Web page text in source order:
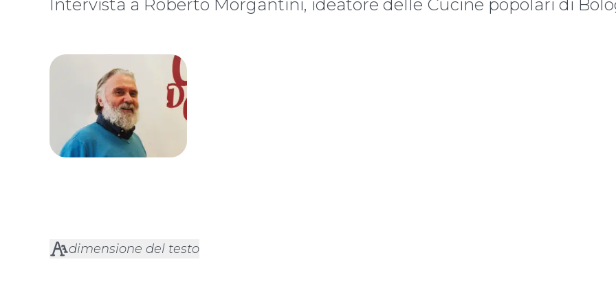
Intervista a Roberto Morgantini, ideatore delle Cucine popolari di
dimensione del testo